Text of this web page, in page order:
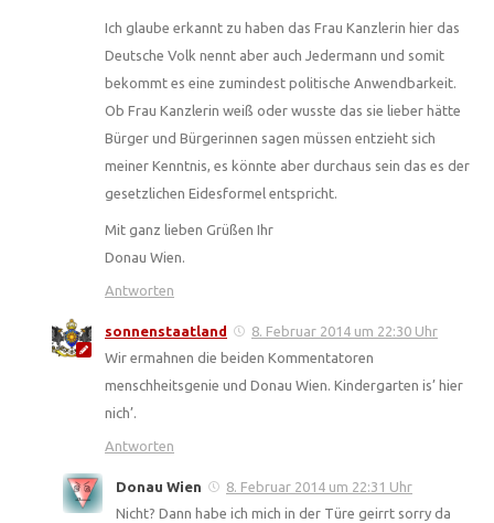
Ich glaube erkannt zu haben das Frau Kanzlerin hier das
Deutsche Volk nennt aber auch Jedermann und somit
bekommt es eine zumindest politische Anwendbarkeit.
Ob Frau Kanzlerin weiß oder wusste das sie lieber hätte
Bürger und Bürgerinnen sagen müssen entzieht sich
meiner Kenntnis, es könnte aber durchaus sein das es der
gesetzlichen Eidesformel entspricht.
Mit ganz lieben Grüßen Ihr
Donau Wien.
Antworten
sonnenstaatland
8. Februar 2014 um 22:30 Uhr
Wir ermahnen die beiden Kommentatoren
menschheitsgenie und Donau Wien. Kindergarten is’ hier
nich’.
Antworten
Donau Wien
8. Februar 2014 um 22:31 Uhr
Nicht? Dann habe ich mich in der Türe geirrt sorry da